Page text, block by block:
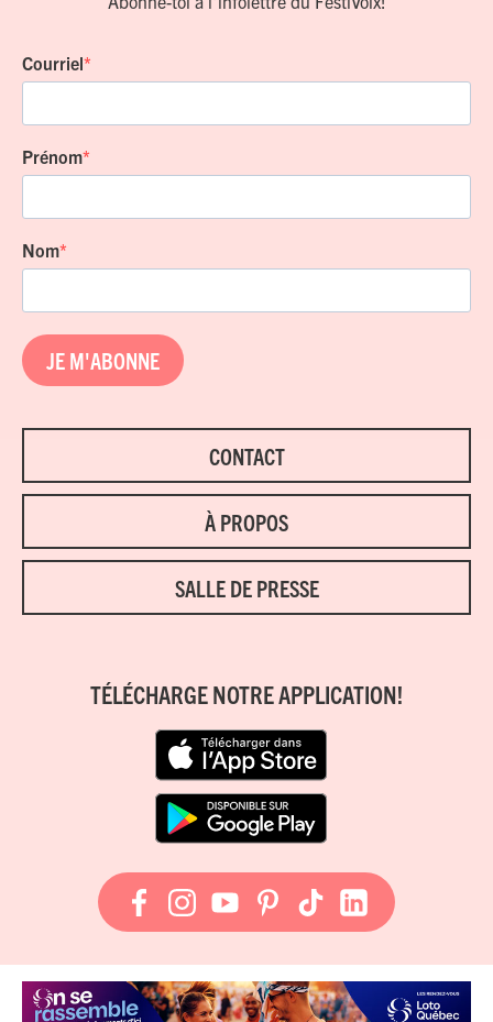
Courriel
Prénom
Nom
JE M'ABONNE
CONTACT
À PROPOS
SALLE DE PRESSE
TÉLÉCHARGE NOTRE APPLICATION!